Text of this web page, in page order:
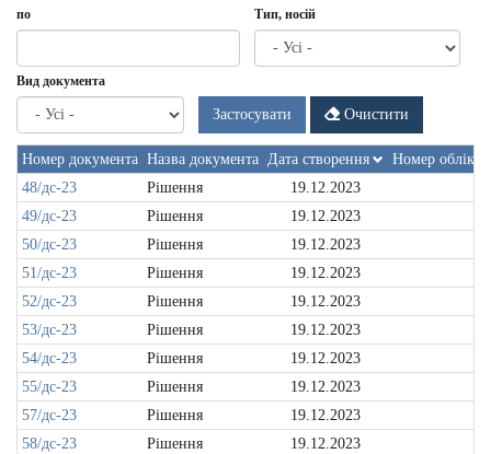
Дата
Дата
надходження
-
з
по
Дата
по
Тип, носій
Вид документа
Застосувати Очистити
Номер документа Назва документа Дата створення
Номер
48/дс-23
Рішення
19.12.2023
49/дс-23
Рішення
19.12.2023
50/дс-23
Рішення
19.12.2023
51/дс-23
Рішення
19.12.2023
52/дс-23
Рішення
19.12.2023
53/дс-23
Рішення
19.12.2023
54/дс-23
Рішення
19.12.2023
55/дс-23
Рішення
19.12.2023
57/дс-23
Рішення
19.12.2023
58/дс-23
Рішення
19.12.2023